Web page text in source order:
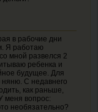
в рабочие дни
Я работаю
мной развелся 2
ребенка и
будущее. Для
С недавнего
как раньше,
меня вопрос:
необязательно?